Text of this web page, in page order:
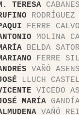
FERRE
MOLINA
BELDA
FERRE
VAÑÓ
LLUCH
VICEDO
VAÑÓ